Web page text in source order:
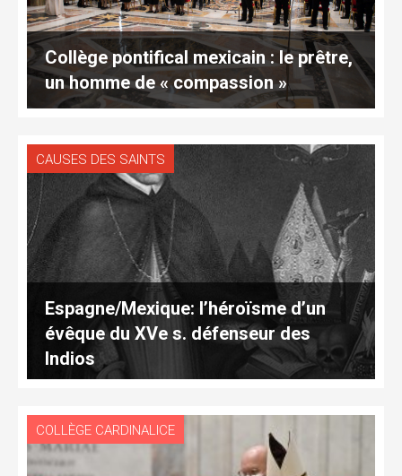
Collège pontifical mexicain : le prêtre,
un homme de « compassion »
CAUSES DES SAINTS
Espagne/Mexique: l’héroïsme d’un
évêque du XVe s. défenseur des
Indios
COLLÈGE CARDINALICE